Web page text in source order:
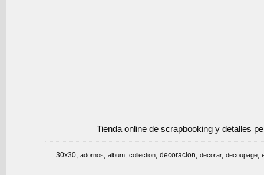
Tienda online de scrapbooking y detalles
30x30 adornos album collection decoracion decorar decoupage